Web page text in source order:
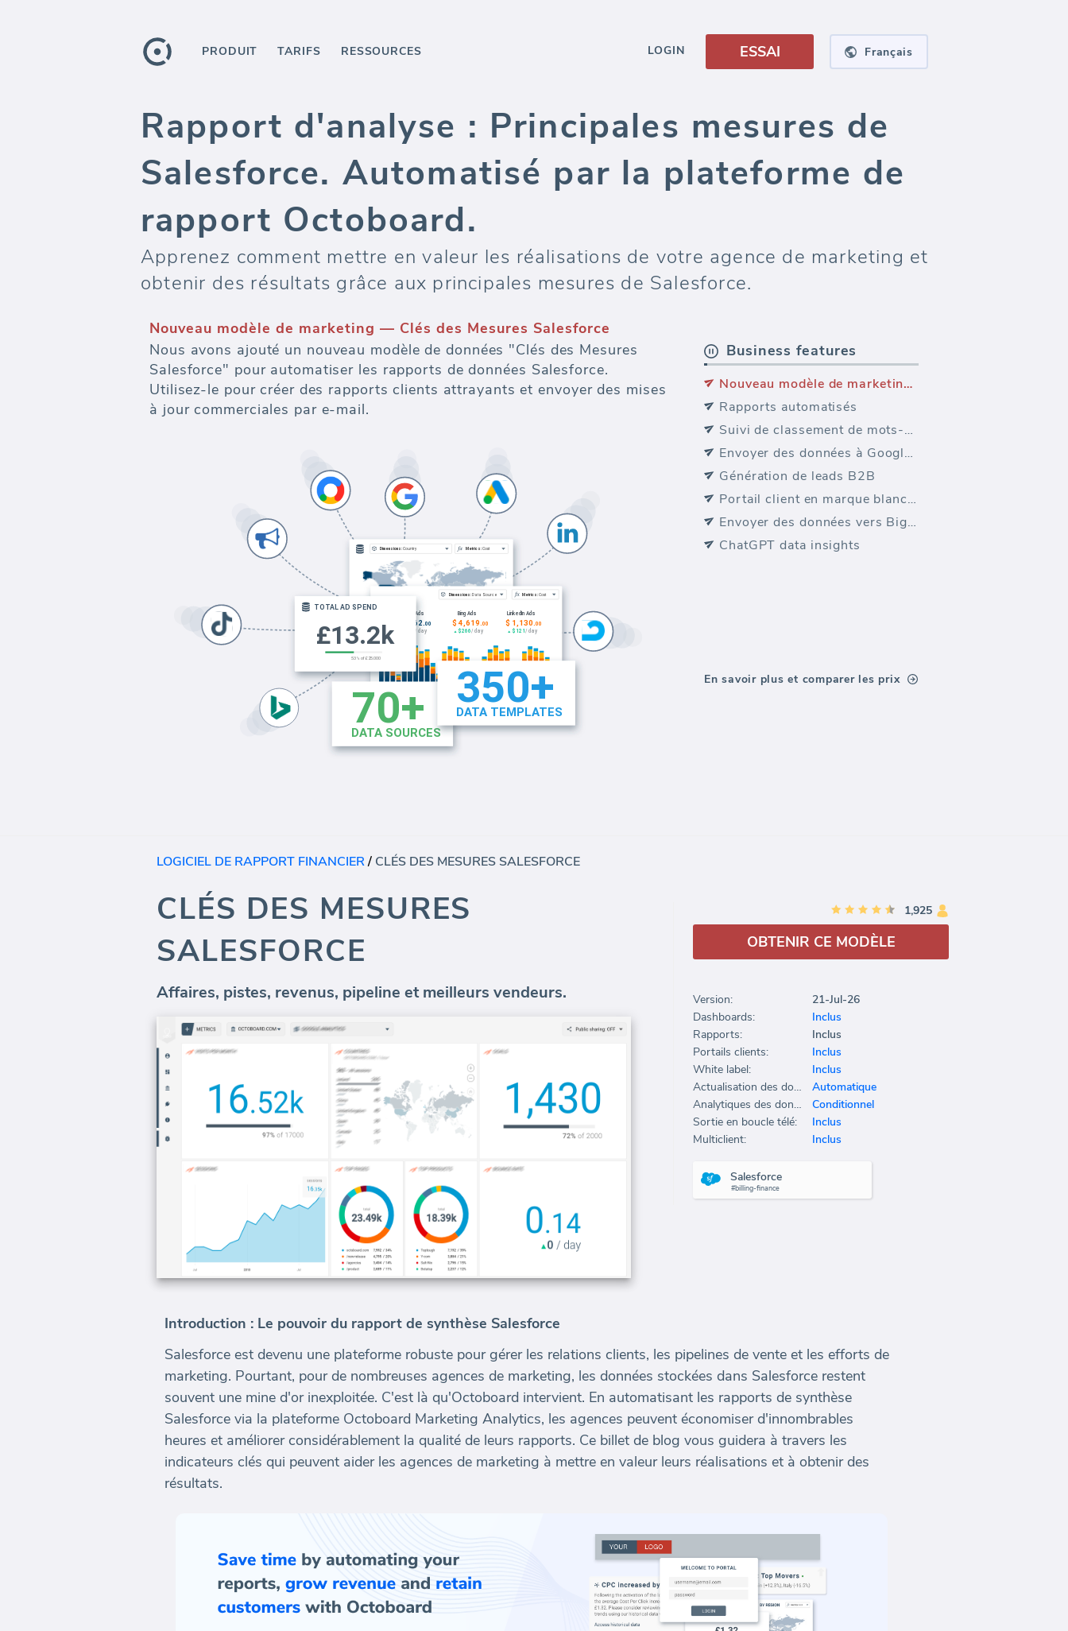
PRODUIT TARIFS RESSOURCES LOGIN ESSAI Français
Rapport d'analyse : Principales mesures de
Salesforce. Automatisé par la plateforme de
rapport Octoboard.
Apprenez comment mettre en valeur les réalisations de votre agence de marketing et
obtenir des résultats grâce aux principales mesures de Salesforce.
Nouveau modèle de marketing — Clés des Mesures Salesforce
Nous avons ajouté un nouveau modèle de données "Clés des Mesures
Salesforce" pour automatiser les rapports de données Salesforce.
Utilisez-le pour créer des rapports clients attrayants et envoyer des mises
à jour commerciales par e-mail.
Business features
Nouveau modèle de marketing — Clés des Mesures Salesforce
Rapports automatisés
Suivi de classement de mots-clés
Envoyer des données à Google Sheets
Génération de leads B2B
Portail client en marque blanche
Envoyer des données vers BigQuery
ChatGPT data insights
En savoir plus et comparer les prix
LOGICIEL DE RAPPORT FINANCIER/ CLÉS DES MESURES SALESFORCE
CLÉS DES MESURES
SALESFORCE
Affaires, pistes, revenus, pipeline et meilleurs vendeurs.
Introduction : Le pouvoir du rapport de synthèse Salesforce
Salesforce est devenu une plateforme robuste pour gérer les relations clients, les pipelines de vente et les efforts de
marketing. Pourtant, pour de nombreuses agences de marketing, les données stockées dans Salesforce restent
souvent une mine d'or inexploitée. C'est là qu'Octoboard intervient. En automatisant les rapports de synthèse
Salesforce via la plateforme Octoboard Marketing Analytics, les agences peuvent économiser d'innombrables
heures et améliorer considérablement la qualité de leurs rapports. Ce billet de blog vous guidera à travers les
indicateurs clés qui peuvent aider les agences de marketing à mettre en valeur leurs réalisations et à obtenir des
résultats.
1,925
OBTENIR CE MODÈLE
Version:
21-Jul-26
Dashboards:
Inclus
Rapports:
Inclus
Portails clients:
Inclus
White label:
Inclus
Actualisation des données:
Automatique
Analytiques des données:
Conditionnel
Sortie en boucle télé:
Inclus
Multiclient:
Inclus
Salesforce
#billing-finance